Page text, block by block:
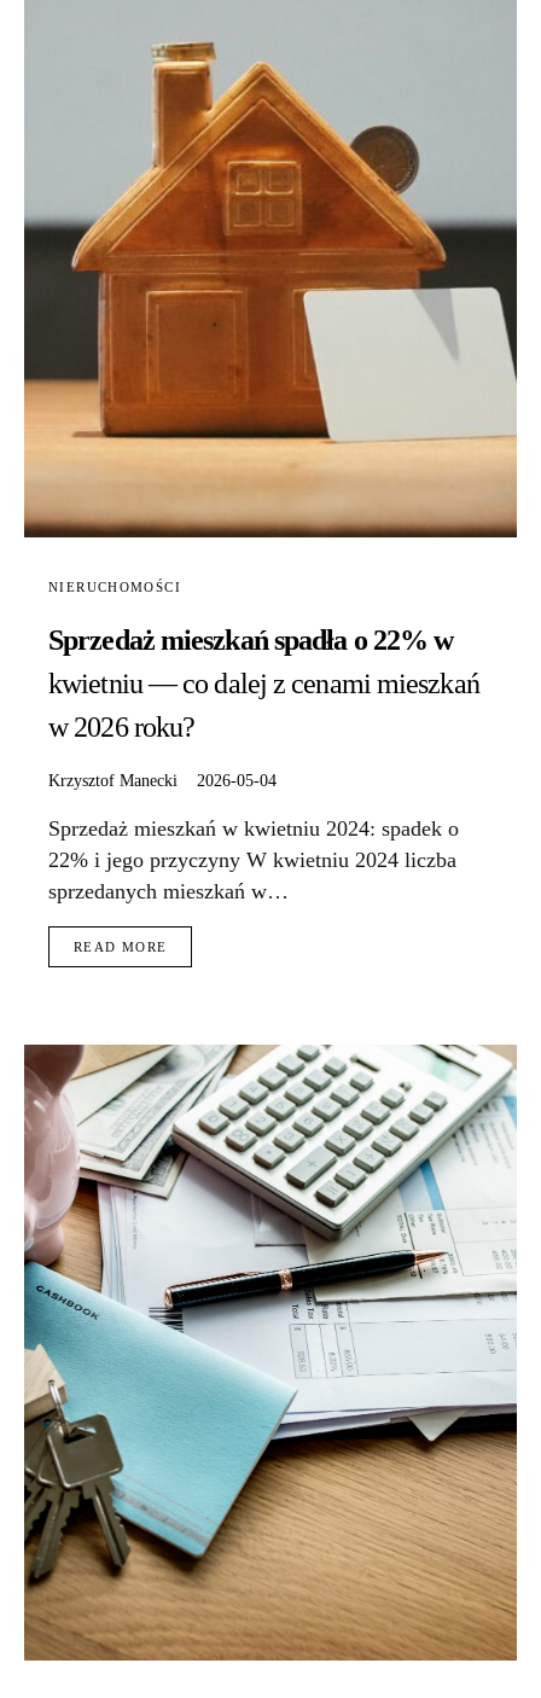
NIERUCHOMOŚCI
Sprzedaż mieszkań spadła o 22% w
kwietniu — co dalej z cenami mieszkań
w 2026 roku?
Krzysztof Manecki 2026-05-04
Sprzedaż mieszkań w kwietniu 2024: spadek o
22% i jego przyczyny W kwietniu 2024 liczba
sprzedanych mieszkań w…
READ MORE